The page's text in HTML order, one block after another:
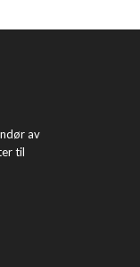
av
til